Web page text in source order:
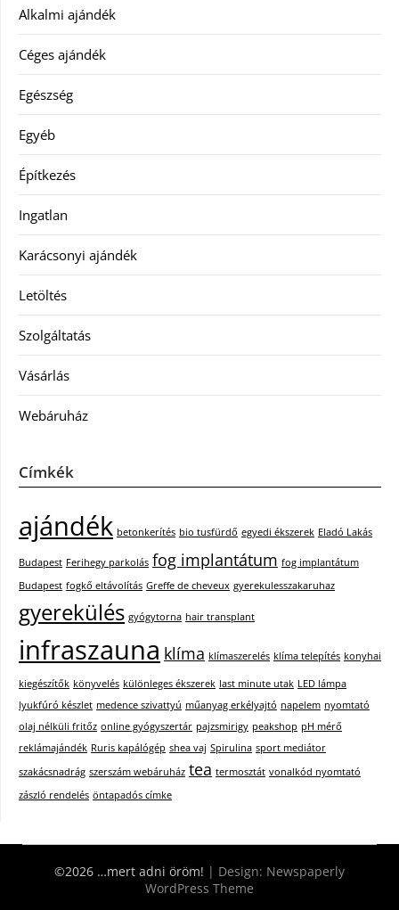
Alkalmi ajándék
Céges ajándék
Egészség
Egyéb
Építkezés
Ingatlan
Karácsonyi ajándék
Letöltés
Szolgáltatás
Vásárlás
Webáruház
Címkék
ajándék betonkerítés bio tusfürdő egyedi ékszerek Eladó Lakás
Budapest Ferihegy parkolás fog implantátum fog implantátum
Budapest fogkő eltávolítás Greffe de cheveux gyerekulesszakaruhaz
gyerekülés gyógytorna hair transplant
infraszauna klíma klímaszerelés klíma telepítés konyhai
kiegészítők könyvelés különleges ékszerek last minute utak LED lámpa
lyukfúró készlet medence szivattyú műanyag erkélyajtó napelem nyomtató
olaj nélküli fritőz online gyógyszertár pajzsmirigy peakshop pH mérő
reklámajándék Ruris kapálógép shea vaj Spirulina sport mediátor
szakácsnadrág szerszám webáruház tea termosztát vonalkód nyomtató
zászló rendelés öntapadós címke
©2026 …mert adni öröm! | Design: Newspaperly
WordPress Theme